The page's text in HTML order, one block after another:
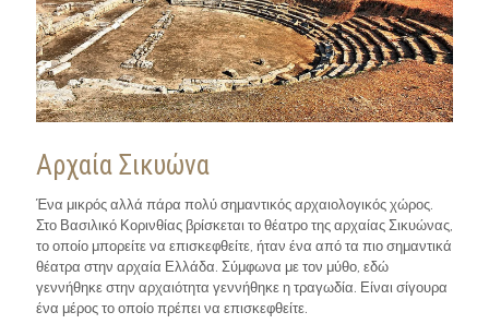
Αρχαία Σικυώνα
Ένα μικρός αλλά πάρα πολύ σημαντικός αρχαιολογικός χώρος.
Στο Βασιλικό Κορινθίας βρίσκεται το θέατρο της αρχαίας Σικυώνας,
το οποίο μπορείτε να επισκεφθείτε, ήταν ένα από τα πιο σημαντικά
θέατρα στην αρχαία Ελλάδα. Σύμφωνα με τον μύθο, εδώ
γεννήθηκε στην αρχαιότητα γεννήθηκε η τραγωδία. Είναι σίγουρα
ένα μέρος το οποίο πρέπει να επισκεφθείτε.